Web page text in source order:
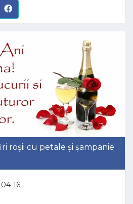
roșii cu petale și șampanie
16